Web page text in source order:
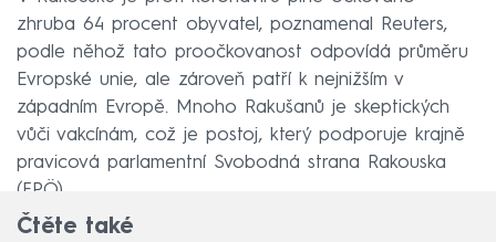
zhruba 64 procent obyvatel, poznamenal Reuters,
podle něhož tato proočkovanost odpovídá průměru
Evropské unie, ale zároveň patří k nejnižším v
západním Evropě. Mnoho Rakušanů je skeptických
vůči vakcínám, což je postoj, který podporuje krajně
pravicová parlamentní Svobodná strana Rakouska
(FPÖ).
Čtěte také